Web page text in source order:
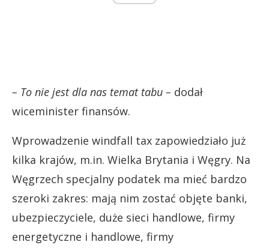
– To nie jest dla nas temat tabu – dodał
wiceminister finansów.
Wprowadzenie windfall tax zapowiedziało już
kilka krajów, m.in. Wielka Brytania i Węgry. Na
Węgrzech specjalny podatek ma mieć bardzo
szeroki zakres: mają nim zostać objęte banki,
ubezpieczyciele, duże sieci handlowe, firmy
energetyczne i handlowe, firmy